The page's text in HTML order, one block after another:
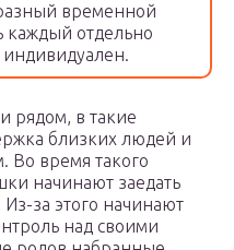
временной
каждый отдельно
рядом, в такие
близких людей и
Во время такого
начинают заедать
за этого начинают
над своими